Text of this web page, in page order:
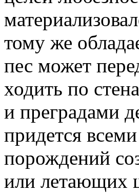
тому же
пес может
ходить по
и преградами
придется
порождений
или летающих